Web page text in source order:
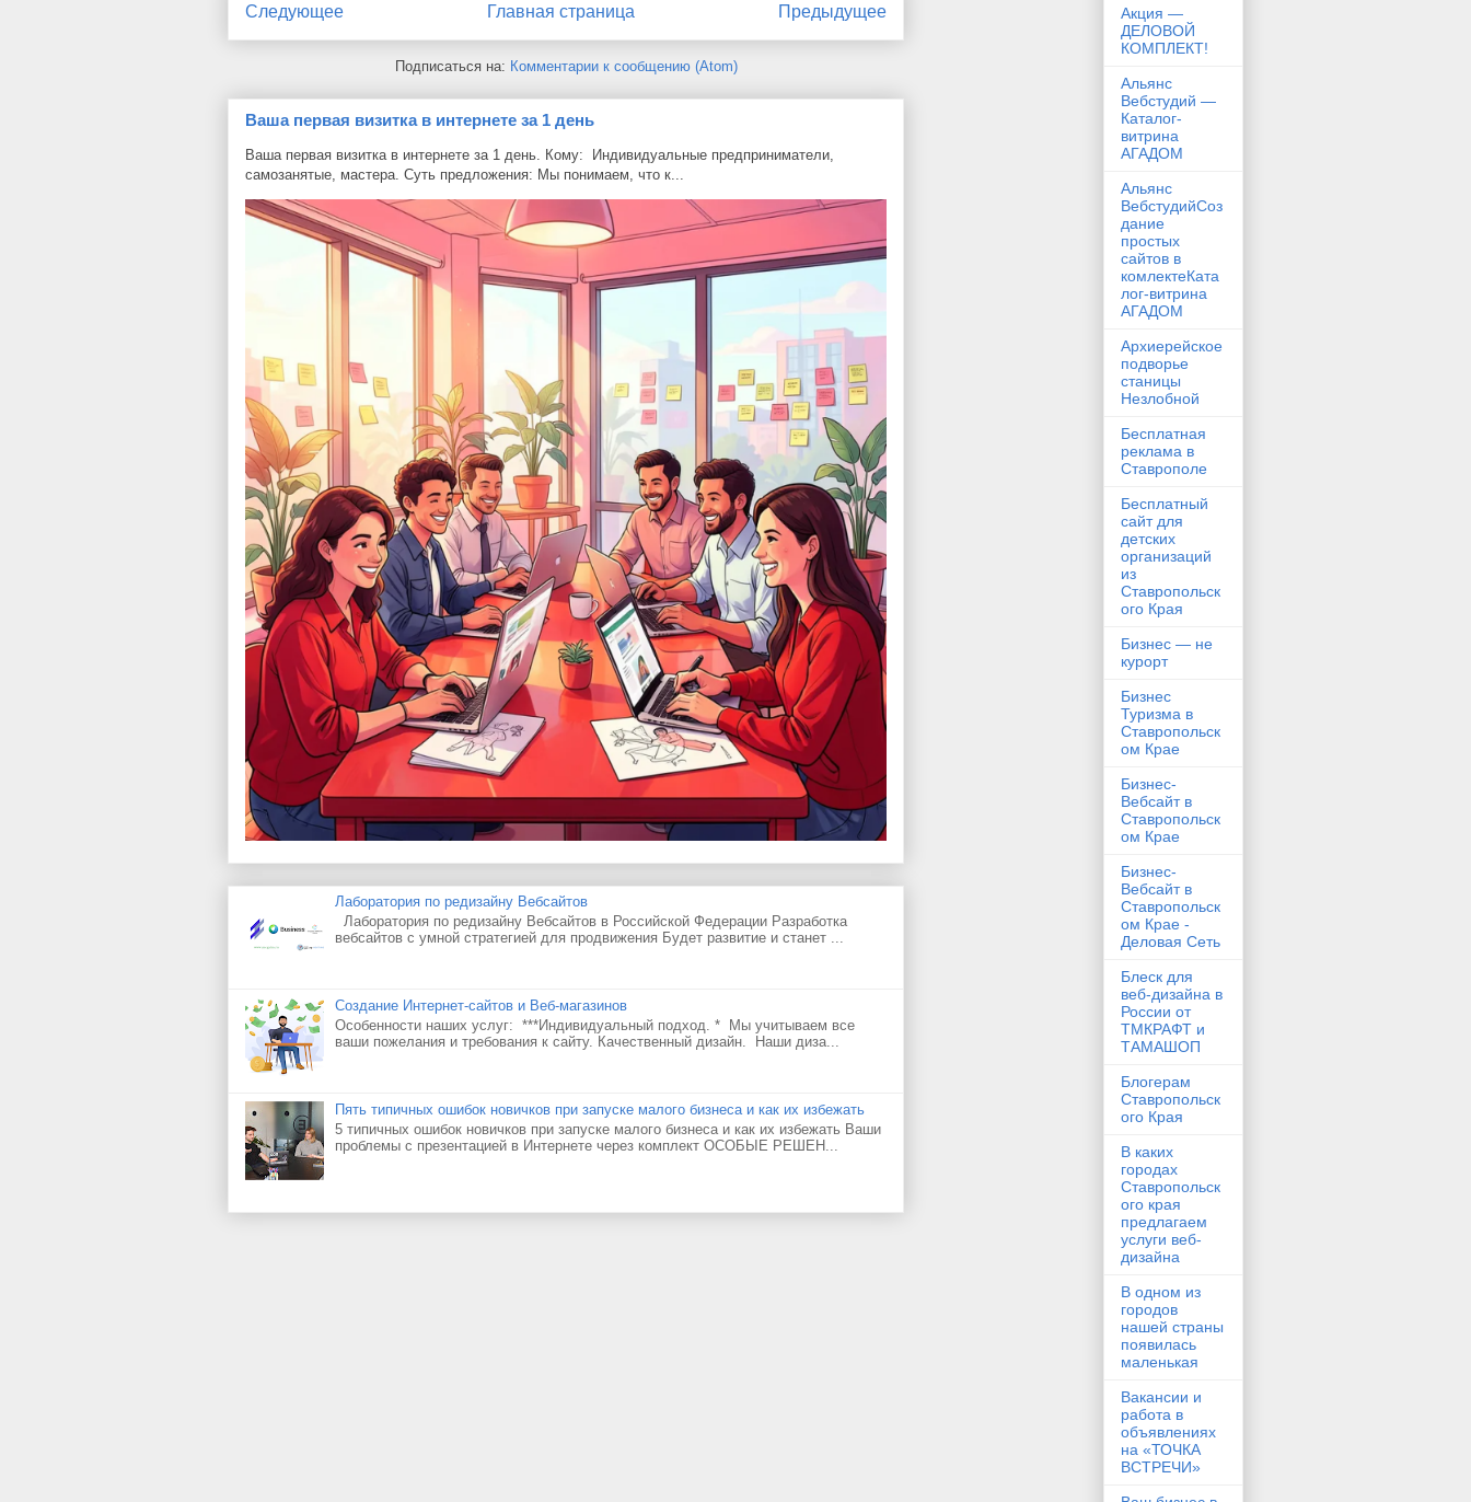
Следующее Предыдущее
Главная страница
Подписаться на: Комментарии к сообщению (Atom)
Ваша первая визитка в интернете за 1 день
Ваша первая визитка в интернете за 1 день. Кому: Индивидуальные предприниматели,
самозанятые, мастера. Суть предложения: Мы понимаем, что к...
Лаборатория по редизайну Вебсайтов
Лаборатория по редизайну Вебсайтов в Российской Федерации Разработка
вебсайтов с умной стратегией для продвижения Будет развитие и станет ...
Создание Интернет-сайтов и Веб-магазинов
Особенности наших услуг: ***Индивидуальный подход. * Мы учитываем все
ваши пожелания и требования к сайту. Качественный дизайн. Наши диза...
Пять типичных ошибок новичков при запуске малого бизнеса и как их избежать
5 типичных ошибок новичков при запуске малого бизнеса и как их избежать Ваши
проблемы с презентацией в Интернете через комплект ОСОБЫЕ РЕШЕН...
Акция —
ДЕЛОВОЙ
КОМПЛЕКТ!
Альянс
Вебстудий —
Каталог-
витрина
АГАДОМ
Альянс
ВебстудийСоз
дание
простых
сайтов в
комлектеКата
лог-витрина
АГАДОМ
Архиерейское
подворье
станицы
Незлобной
Бесплатная
реклама в
Ставрополе
Бесплатный
сайт для
детских
организаций
из
Ставропольск
ого Края
Бизнес — не
курорт
Бизнес
Туризма в
Ставропольск
ом Крае
Бизнес-
Вебсайт в
Ставропольск
ом Крае
Бизнес-
Вебсайт в
Ставропольск
ом Крае -
Деловая Сеть
Блеск для
веб-дизайна в
России от
ТМКРАФТ и
ТАМАШОП
Блогерам
Ставропольск
ого Края
В каких
городах
Ставропольск
ого края
предлагаем
услуги веб-
дизайна
В одном из
городов
нашей страны
появилась
маленькая
Вакансии и
работа в
объявлениях
на «ТОЧКА
ВСТРЕЧИ»